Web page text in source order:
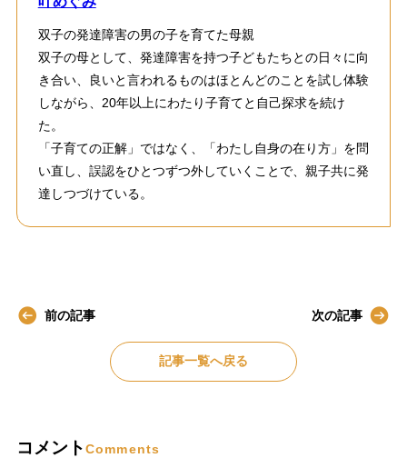
双子の発達障害の男の子を育てた母親
双子の母として、発達障害を持つ子どもたちとの日々に向
き合い、良いと言われるものはほとんどのことを試し体験
しながら、20年以上にわたり子育てと自己探求を続け
た。
「子育ての正解」ではなく、「わたし自身の在り方」を問
い直し、誤認をひとつずつ外していくことで、親子共に発
達しつづけている。
前の記事
記事一覧へ戻る
次の記事
コメントComments